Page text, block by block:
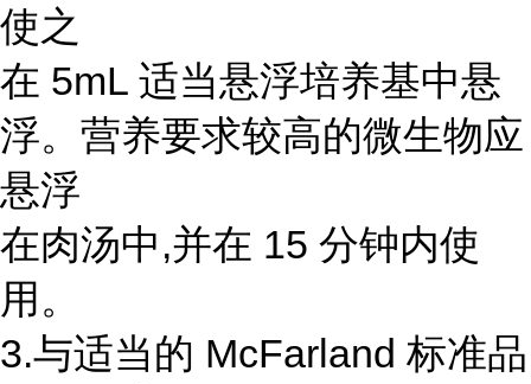
使之
在 5mL 适当悬浮培养基中悬
浮。营养要求较高的微生物应
悬浮
在肉汤中,并在 15 分钟内使
用。
3.与适当的 McFarland 标准品